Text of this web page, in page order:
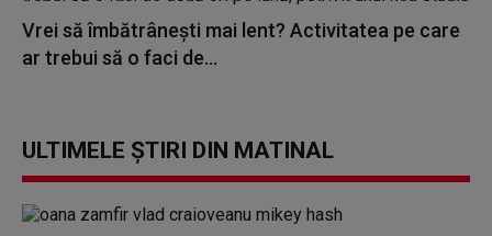
Vrei să îmbătrânești mai lent? Activitatea pe care
ar trebui să o faci de...
ULTIMELE ȘTIRI DIN MATINAL